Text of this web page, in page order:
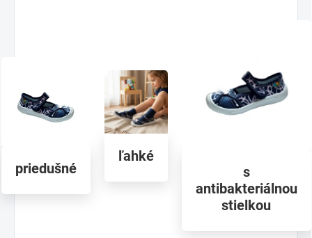
priedušné
ľahké
s
antibakteriálnou
stielkou